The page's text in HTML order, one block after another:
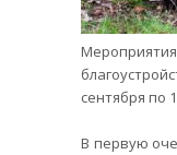
сентября по
В первую